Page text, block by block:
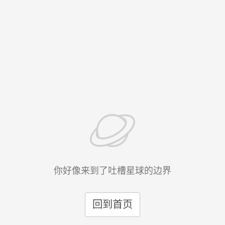
你好像来到了吐槽星球的边界
回到首页